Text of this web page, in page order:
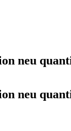
neu
neu